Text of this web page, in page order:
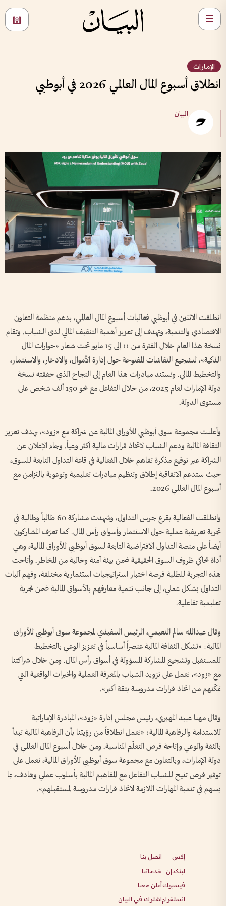
الإمارات
انطلاق أسبوع المال العالمي 2026 في أبوطبي
البيان
انطلقت الاثنين في أبوظبي فعاليات أسبوع المال العالمي، بدعم منظمة التعاون
الاقتصادي والتنمية، وتهدف إلى تعزيز أهمية التثقيف المالي لدى الشباب. وتقام
نسخة هذا العام خلال الفترة من 11 إلى 15 مايو تحت شعار «حوارات المال
الذكية»، لتشجيع النقاشات المفتوحة حول إدارة الأموال، والادخار، والاستثمار،
والتخطيط المالي. وتستند مبادرات هذا العام إلى النجاح الذي حققته نسخة
دولة الإمارات لعام 2025، من خلال التفاعل مع نحو 150 ألف شخص على
مستوى الدولة.
وأعلنت مجموعة سوق أبوظبي للأوراق المالية عن شراكة مع «زود»، بهدف تعزيز
الثقافة المالية ودعم الشباب لاتخاذ قرارات مالية أكثر وعياً. وجاء الإعلان عن
الشراكة عبر توقيع مذكرة تفاهم خلال الفعالية في قاعة التداول التابعة للسوق،
حيث ستدعم الاتفاقية إطلاق وتنظيم مبادرات تعليمية وتوعوية بالتزامن مع
أسبوع المال العالمي 2026.
وانطلقت الفعالية بقرع جرس التداول، وشهدت مشاركة 60 طالباً وطالبة في
تجربة تعريفية عملية حول الاستثمار وأسواق رأس المال. كما تعرّف المشاركون
أيضاً على منصة التداول الافتراضية التابعة لسوق أبوظبي للأوراق المالية، وهي
أداة تحاكي ظروف السوق الحقيقية ضمن بيئة آمنة وخالية من المخاطر. وأتاحت
هذه التجربة للطلبة فرصة اختبار استراتيجيات استثمارية مختلفة، وفهم آليات
التداول بشكل عملي، إلى جانب تنمية معارفهم بالأسواق المالية ضمن تجربة
تعليمية تفاعلية.
وقال عبدالله سالم النعيمي، الرئيس التنفيذي لمجموعة سوق أبوظبي للأوراق
المالية: «تشكل الثقافة المالية عنصراً أساسياً في تعزيز الوعي بالتخطيط
للمستقبل وتشجيع المشاركة المسؤولة في أسواق رأس المال. ومن خلال شراكتنا
مع «زود»، نعمل على تزويد الشباب بالمعرفة العملية والخبرات الواقعية التي
تمكّنهم من اتخاذ قرارات مدروسة بثقة أكبر».
وقال مهنا عبيد المهيري، رئيس مجلس إدارة «زود»، المبادرة الإماراتية
للاستدامة والرفاهية المالية: «نعمل انطلاقاً من رؤيتنا بأن الرفاهية المالية تبدأ
بالثقة والوعي وإتاحة فرص التعلّم المناسبة. ومن خلال أسبوع المال العالمي في
دولة الإمارات، وبالتعاون مع مجموعة سوق أبوظبي للأوراق المالية، نعمل على
توفير فرص تتيح للشباب التفاعل مع المفاهيم المالية بأسلوب عملي وهادف، بما
يسهم في تنمية المهارات اللازمة لاتخاذ قرارات مدروسة لمستقبلهم».
إكس
لينكدإن
فيسبوك
انستغرام
اتصل بنا
خدماتنا
أعلن معنا
اشترك في البيان